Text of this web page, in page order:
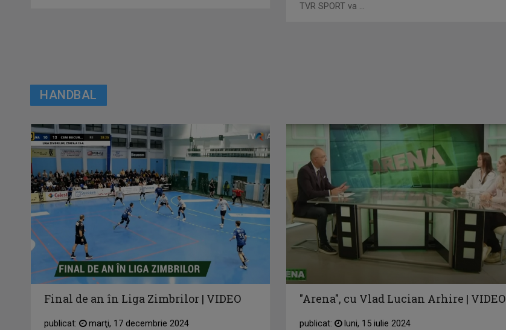
TVR SPORT va ...
HANDBAL
Final de an în Liga Zimbrilor | VIDEO
publicat:
marţi, 17 decembrie 2024
"Arena", cu Vlad Lucian Arhire | VIDEO
publicat:
luni, 15 iulie 2024